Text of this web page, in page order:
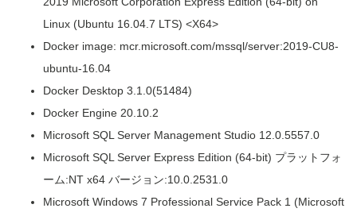
Linux (Ubuntu 16.04.7 LTS) <X64>
Docker image: mcr.microsoft.com/mssql/server:2019-CU8-
ubuntu-16.04
Docker Desktop 3.1.0(51484)
Docker Engine 20.10.2
Microsoft SQL Server Management Studio 12.0.5557.0
Microsoft SQL Server Express Edition (64-bit) プラットフォ
ーム:NT x64 バージョン:10.0.2531.0
Microsoft Windows 7 Professional Service Pack 1 (Microsoft